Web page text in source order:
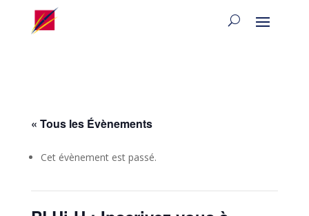
« Tous les Évènements
Cet évènement est passé.